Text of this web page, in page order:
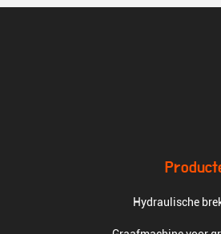
Hydraulische